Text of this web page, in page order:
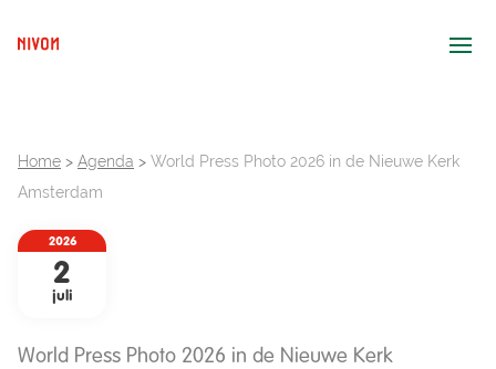
Home > Agenda > World Press Photo 2026 in de Nieuwe Kerk
Amsterdam
2026
2
juli
World Press Photo 2026 in de Nieuwe Kerk